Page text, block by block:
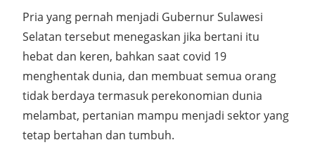
Pria yang pernah menjadi Gubernur Sulawesi
Selatan tersebut menegaskan jika bertani itu
hebat dan keren, bahkan saat covid 19
menghentak dunia, dan membuat semua orang
tidak berdaya termasuk perekonomian dunia
melambat, pertanian mampu menjadi sektor yang
tetap bertahan dan tumbuh.